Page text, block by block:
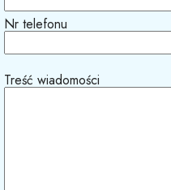
Nr telefonu
Treść wiadomości